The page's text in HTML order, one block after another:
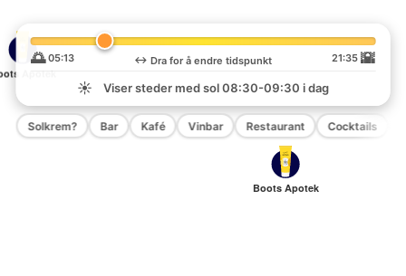
Boots Apotek
Apotek
🌅 05:13 ↔️ Dra for å endre tidspunkt 21:35 🌇
☀️
Viser steder med sol08:30-09:30 i dag
Solkrem? Bar Kafé Vinbar Restaurant Cocktails